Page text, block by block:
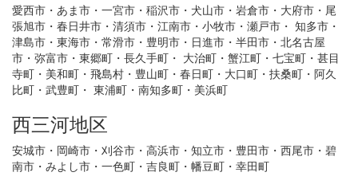
愛西市・あま市・一宮市・稲沢市・犬山市・岩倉市・大府市・尾
張旭市・春日井市・清須市・江南市・小牧市・瀬戸市・ 知多市・
津島市・東海市・常滑市・豊明市・日進市・半田市・北名古屋
市・弥富市・東郷町・長久手町・ 大治町・蟹江町・七宝町・甚目
寺町・美和町・飛島村・豊山町・春日町・大口町・扶桑町・阿久
比町・武豊町・ 東浦町・南知多町・美浜町
西三河地区
安城市・岡崎市・刈谷市・高浜市・知立市・豊田市・西尾市・碧
南市・みよし市・一色町・吉良町・幡豆町・幸田町